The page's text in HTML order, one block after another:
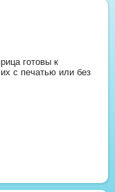
готовы к
с печатью или без